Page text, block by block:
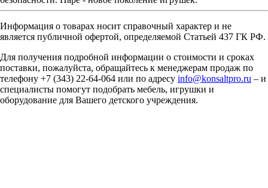
Информация о товарах носит справочный характер и не
является публичной офертой, определяемой Статьей 437 ГК РФ.
Для получения подробной информации о стоимости и сроках
поставки, пожалуйста, обращайтесь к менеджерам продаж по
телефону +7 (343) 22-64-064 или по адресу info@konsaltpro.ru – и
специалисты помогут подобрать мебель, игрушки и
оборудование для Вашего детского учреждения.